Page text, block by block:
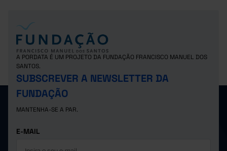
A PORDATA É UM PROJETO DA FUNDAÇÃO FRANCISCO MANUEL DOS
SANTOS.
SUBSCREVER A NEWSLETTER DA
FUNDAÇÃO
MANTENHA-SE A PAR.
E-MAIL